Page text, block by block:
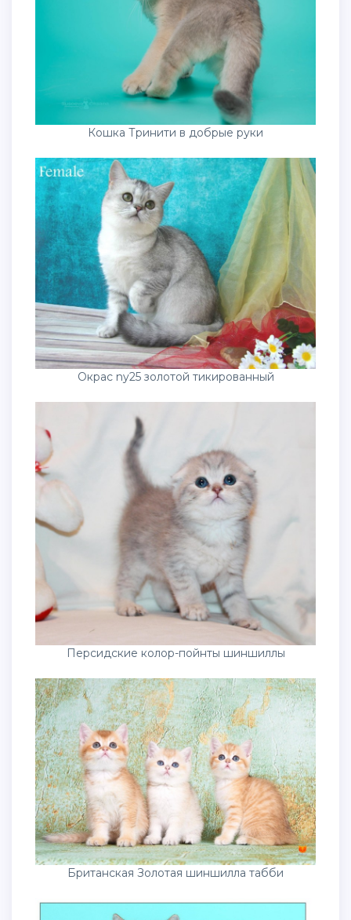
Кошка Тринити в добрые руки
Окрас ny25 золотой тикированный
Персидские колор-пойнты шиншиллы
Британская Золотая шиншилла табби